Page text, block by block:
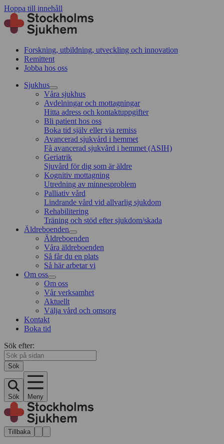
Hoppa till innehåll
Forskning, utbildning, utveckling och innovation
Remittent
Jobba hos oss
Sjukhus
Våra sjukhus
Avdelningar och mottagningar
Hitta adress och kontaktuppgifter
Bli patient hos oss
Boka tid själv eller via remiss
Avancerad sjukvård i hemmet
Få avancerad sjukvård i hemmet (ASIH)
Geriatrik
Sjuvård för dig som är äldre
Kognitiv mottagning
Utredning av minnesproblem
Palliativ vård
Lindrande vård vid allvarlig sjukdom
Rehabilitering
Träning och stöd efter sjukdom/skada
Äldreboenden
Äldreboenden
Våra äldreboenden
Så får du en plats
Så här arbetar vi
Om oss
Om oss
Vår verksamhet
Aktuellt
Välja vård och omsorg
Kontakt
Boka tid
Sök efter:
Sök
Sök Meny
Tillbaka